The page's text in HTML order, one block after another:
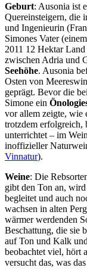
Geburt: Ausonia ist
Quereinsteigern, die
und Ingenieurin
Simones Vater
2011 12 Hektar
zwischen Adria und
Seehöhe. Ausonia
Osten von
geprägt. Bevor die
Simone ein
vor allem zeigte, wie
trotzdem erfolgreich,
unterrichtet – im
inoffizieller
Vinnatur).
Weine: Die
gibt den Ton an,
begleitet und auch
wachsen in alten
wärmer werdenden
Beschattung, die sie
auf Ton und Kalk
beobachtet viel, hört
versucht das, was